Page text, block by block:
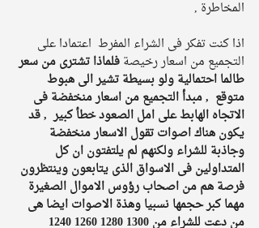
المخاطرة ,
اذا كنت تفكر فى الشراء المفرط  اعتمادا على
التجميع من اسعار رخيصة فلماذا تشترى من سعر
طالما احتمالية ولو بسيطة تشير الى هبوط
متوقع  , مبدأ التجميع من اسعار منخفضة فى
الاتجاه الهابط على امل الصعود خطأ كبير  , قد
يكون هناك اصوات تقول الاسعار منخفضة
وجاذبة للشراء ولكنهم لم يلتفتون ان كل
المتداولين فى الاسواق الذى يتابعون وينتظرون
فرصة هم من اصحاب رؤوس الاموال الصغيرة
مهما كبر حجمها نسبيا وهذة الاصوات ايضا هى